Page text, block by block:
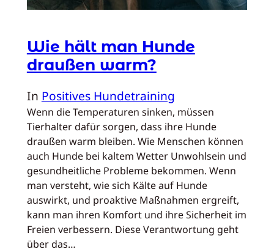
Wie hält man Hunde
draußen warm?
In Positives Hundetraining
Wenn die Temperaturen sinken, müssen
Tierhalter dafür sorgen, dass ihre Hunde
draußen warm bleiben. Wie Menschen können
auch Hunde bei kaltem Wetter Unwohlsein und
gesundheitliche Probleme bekommen. Wenn
man versteht, wie sich Kälte auf Hunde
auswirkt, und proaktive Maßnahmen ergreift,
kann man ihren Komfort und ihre Sicherheit im
Freien verbessern. Diese Verantwortung geht
über das…